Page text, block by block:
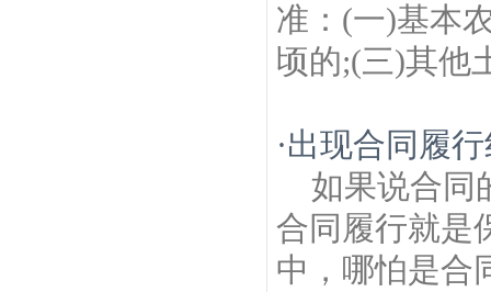
准：(一)基本
顷的;(三)其他
·出现合同履
如果说合同
合同履行就是
中，哪怕是合